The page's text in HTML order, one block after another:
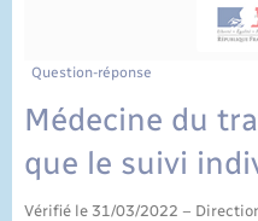
Question-réponse
Médecine du
que le suivi
Vérifié le 31/03/2022 –